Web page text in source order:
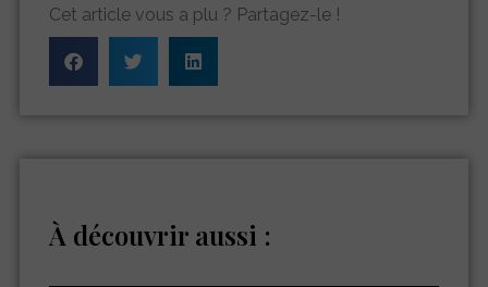
Cet article vous a plu ? Partagez-le !
À découvrir aussi :